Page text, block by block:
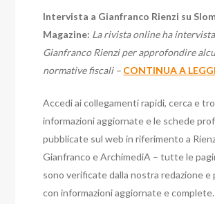
Intervista a Gianfranco Rienzi su
Magazine: La rivista online ha
Gianfranco Rienzi per approfondire
normative fiscali – CONTINUA A
Accedi ai collegamenti rapidi, cerca e
informazioni aggiornate e le schede
pubblicate sul web in riferimento a
Gianfranco e ArchimediA – tutte le
sono verificate dalla nostra redazione e
con informazioni aggiornate e complete.